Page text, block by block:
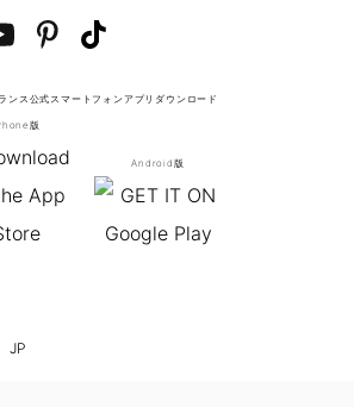
ンス公式スマートフォンアプリ ダウンロード
版
Android版
JP